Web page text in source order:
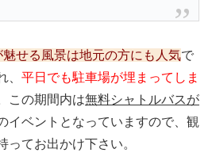
せる風景は地元の方にも人気で
、 平日でも駐車場が埋まってしま
この期間内は無料シャトルバスが
イベントとなっていますので、観
ってお出かけ下さい。